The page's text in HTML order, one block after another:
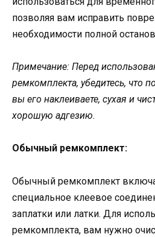
позволяя вам исправить
необходимости полной
Примечание: Перед
ремкомплекта, убедитесь, что
вы его наклеиваете, сухая и
хорошую адгезию.
Обычный ремкомплект:
Обычный ремкомплект
специальное клеевое
заплатки или латки. Для
ремкомплекта, вам нужно